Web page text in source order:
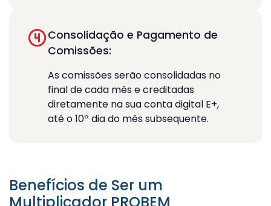
Consolidação e Pagamento de
Comissões:
As comissões serão consolidadas no
final de cada mês e creditadas
diretamente na sua conta digital E+,
até o 10º dia do mês subsequente.
Benefícios de Ser um
Multiplicador PROBEM